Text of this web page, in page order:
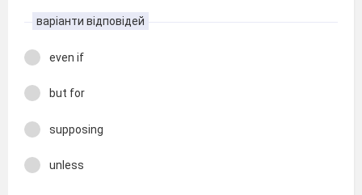
варіанти відповідей
even if
but for
supposing
unless